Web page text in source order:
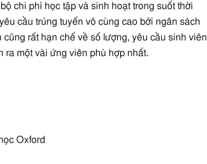
chi phí học tập và sinh hoạt trong suốt thời
cầu trúng tuyển vô cùng cao bởi ngân sách
rất hạn chế về số lượng, yêu cầu sinh viên
ra một vài ứng viên phù hợp nhất.
Oxford